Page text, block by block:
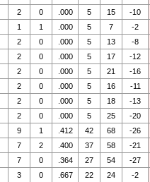
2 0 .000 5 15 -10
1 1 .000 5 7 -2
2 0 .000 5 13 -8
2 0 .000 5 17 -12
2 0 .000 5 21 -16
2 0 .000 5 16 -11
2 0 .000 5 18 -13
2 0 .000 5 25 -20
9 1 .412 42 68 -26
7 2 .400 37 58 -21
7 0 .364 27 54 -27
3 0 .667 22 24 -2